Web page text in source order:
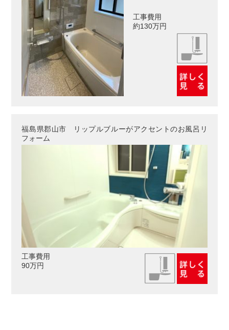
工事費用
約130万円
福島県郡山市 リップルブルーがアクセントのお風呂リ
フォーム
工事費用
90万円